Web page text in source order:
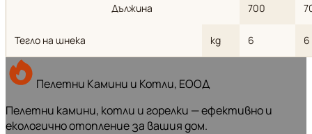
Дължина 700
Тегло на шнека kg 6 6
Пелетни Камини и Котли, ЕООД
Пелетни камини, котли и горелки — ефективно и
екологично отопление за вашия дом.